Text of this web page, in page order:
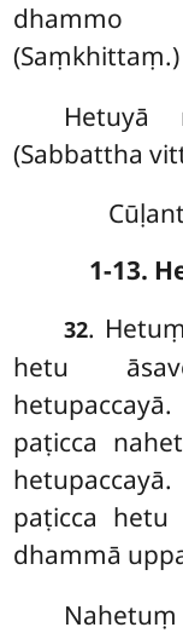
dhammo
(Saṃkhittaṃ.)
Hetuyā
(Sabbattha
1-13.
32. Hetuṃ
hetu
paṭicca
paṭicca hetu
dhammā